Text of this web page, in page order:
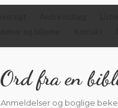
Ord fra en
Anmeldelser og boglige